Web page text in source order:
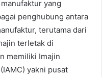
yang
penghubung antara
terutama dari
terletak di
memiliki Imajin
yakni pusat